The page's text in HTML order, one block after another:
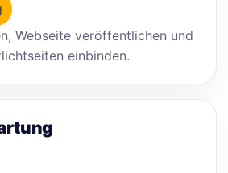
Webseite veröffentlichen und
einbinden.